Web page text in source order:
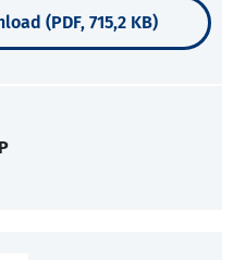
(PDF, 715,2 KB)